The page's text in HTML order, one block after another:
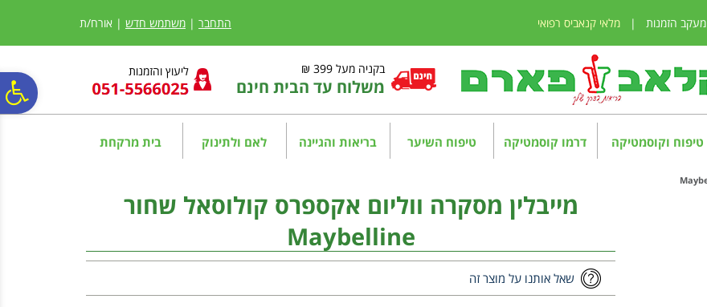
נגישות
אתר
המרכזי
מעקב הזמנות | מלאי קנאביס רפואי התחבר | משתמש חדש | אורח/ת
בקניה מעל 399 ₪
משלוח עד הבית חינם
ליעוץ והזמנות
טיפוח וקוסמטיקה דרמו קוסמטיקה טיפוח השיער בריאות והגיינה לאם ולתינוק בית מרקחת
מייבלין מסקרה ווליום אקספרס קולוסאל שחור
Maybelline
שאל אותנו על מוצר זה